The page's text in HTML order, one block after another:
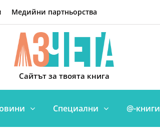
Медийни партньорства
Сайтът за твоята книга
Специални @-книги